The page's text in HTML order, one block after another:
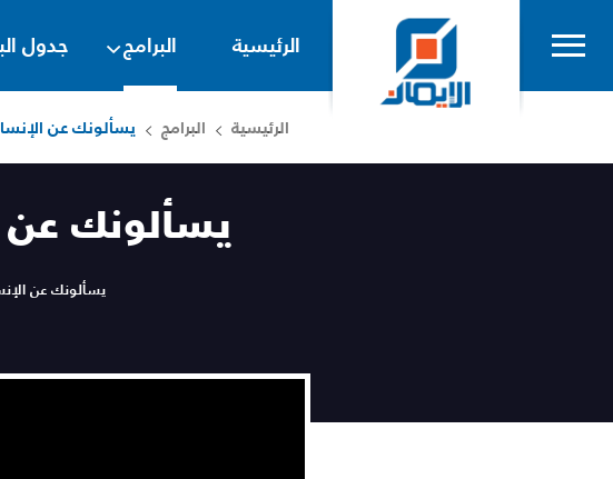
الرئيسية البرامج جدول
الرئيسية البرامج يسألونك عن
يسألونك عن
يسألونك عن